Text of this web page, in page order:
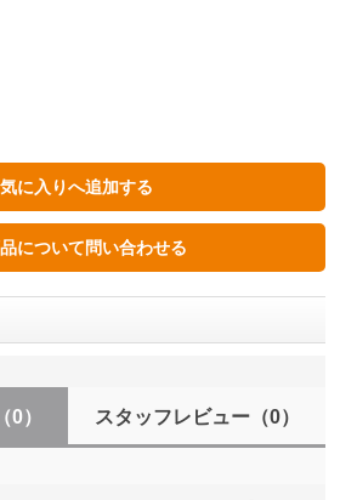
（0） スタッフレビュー（0）